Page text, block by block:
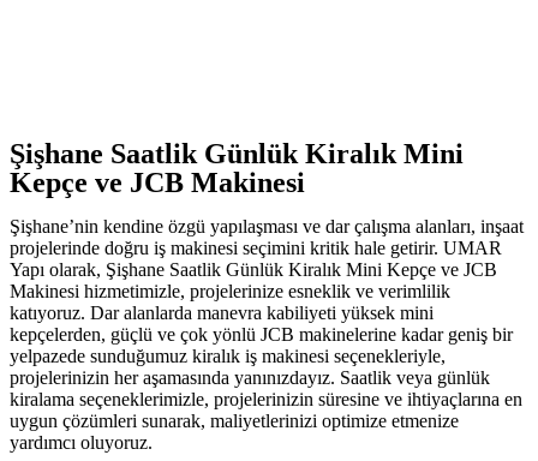
Şişhane Saatlik Günlük Kiralık Mini
Kepçe ve JCB Makinesi
Şişhane’nin kendine özgü yapılaşması ve dar çalışma alanları, inşaat
projelerinde doğru iş makinesi seçimini kritik hale getirir. UMAR
Yapı olarak, Şişhane Saatlik Günlük Kiralık Mini Kepçe ve JCB
Makinesi hizmetimizle, projelerinize esneklik ve verimlilik
katıyoruz. Dar alanlarda manevra kabiliyeti yüksek mini
kepçelerden, güçlü ve çok yönlü JCB makinelerine kadar geniş bir
yelpazede sunduğumuz kiralık iş makinesi seçenekleriyle,
projelerinizin her aşamasında yanınızdayız. Saatlik veya günlük
kiralama seçeneklerimizle, projelerinizin süresine ve ihtiyaçlarına en
uygun çözümleri sunarak, maliyetlerinizi optimize etmenize
yardımcı oluyoruz.